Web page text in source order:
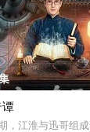
名伶荣筱楠推向
晚媚的双重背叛
谭
，江淮与迅哥组